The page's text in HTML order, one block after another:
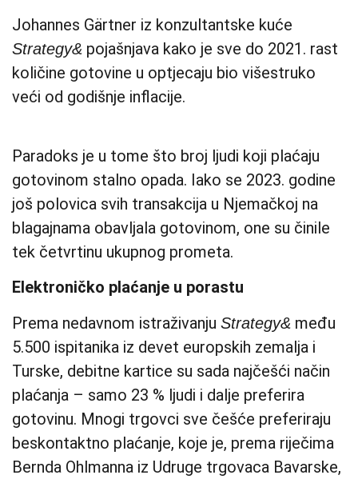
Johannes Gärtner iz konzultantske kuće
Strategy& pojašnjava kako je sve do 2021. rast
količine gotovine u optjecaju bio višestruko
veći od godišnje inflacije.
Paradoks je u tome što broj ljudi koji plaćaju
gotovinom stalno opada. Iako se 2023. godine
još polovica svih transakcija u Njemačkoj na
blagajnama obavljala gotovinom, one su činile
tek četvrtinu ukupnog prometa.
Elektroničko plaćanje u porastu
Prema nedavnom istraživanju Strategy& među
5.500 ispitanika iz devet europskih zemalja i
Turske, debitne kartice su sada najčešći način
plaćanja – samo 23 % ljudi i dalje preferira
gotovinu. Mnogi trgovci sve češće preferiraju
beskontaktno plaćanje, koje je, prema riječima
Bernda Ohlmanna iz Udruge trgovaca Bavarske,